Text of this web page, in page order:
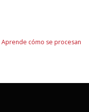
Aprende cómo se procesan